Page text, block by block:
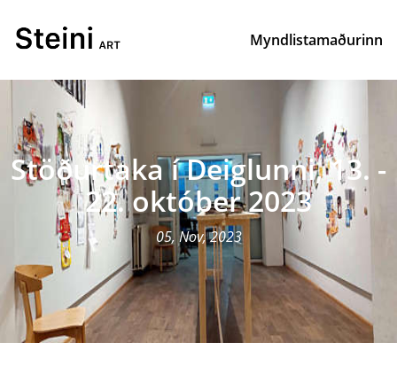
Myndlistamaðurinn
Stöðurtaka í Deiglunni, 13. -
22. október 2023
05, Nov, 2023